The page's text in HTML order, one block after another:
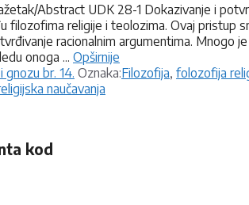
Abstract UDK 28-1 Dokazivanje i
filozofima religije i teolozima. Ovaj pristup
racionalnim argumentima. Mnogo
onoga ... Opširnije
br. 14. Oznaka:Oznake
Filozofija, folozofija
naučavanja
kod